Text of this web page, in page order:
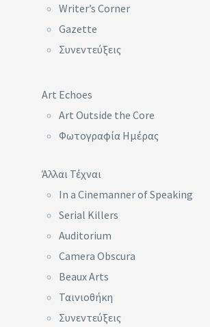
Writer’s Corner
Gazette
Συνεντεύξεις
Art Echoes
Art Outside the Core
Φωτογραφία Ημέρας
Άλλαι Τέχναι
In a Cinemanner of Speaking
Serial Killers
Auditorium
Camera Obscura
Beaux Arts
Ταινιοθήκη
Συνεντεύξεις